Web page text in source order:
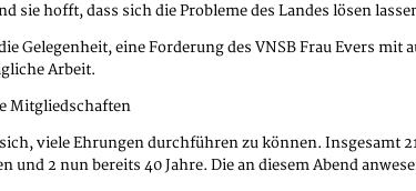
sie hofft, dass sich die Probleme des Landes lösen
Gelegenheit, eine Forderung des VNSB Frau Evers
Arbeit.
Mitgliedschaften
viele Ehrungen durchführen zu können. Insgesamt
und 2 nun bereits 40 Jahre. Die an diesem Abend